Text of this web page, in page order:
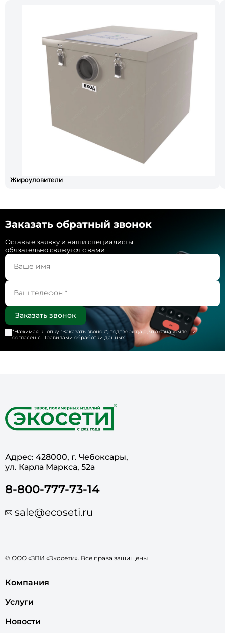
Жироуловители
Заказать обратный звонок
Оставьте заявку и наши специалисты
обязательно свяжутся с вами
*Нажимая кнопку "Заказать звонок", подтверждаю, что ознакомлен и
согласен с Правилами обработки данных
Адрес: 428000, г. Чебоксары,
ул. Карла Маркса, 52а
8-800-777-73-14
sale@ecoseti.ru
© ООО «ЗПИ «Экосети». Все права защищены
Компания
Услуги
Новости